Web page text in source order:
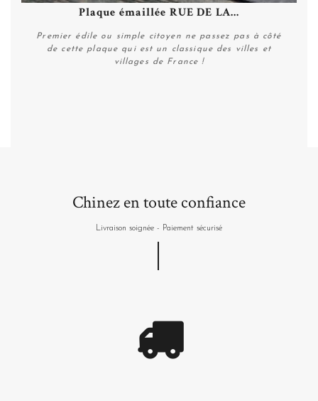
Plaque émaillée RUE DE LA...
Premier édile ou simple citoyen ne passez pas à côté
de cette plaque qui est un classique des villes et
villages de France !
Chinez en toute confiance
Livraison soignée - Paiement sécurisé